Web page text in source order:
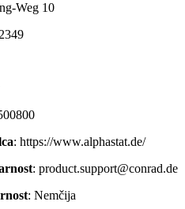
Weg 10
: https://www.alphastat.de/
: product.support@conrad.de
: Nemčija